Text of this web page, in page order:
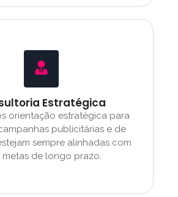
Estratégica
orientação estratégica para
publicitárias e de
sempre alinhadas com
metas de longo prazo.